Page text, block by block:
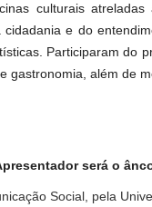
culturais
e do
Participaram do
gastronomia, além de
será o
Social, pela